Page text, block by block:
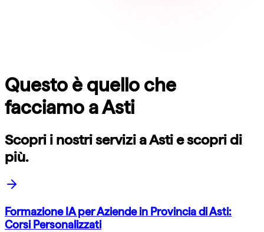
Questo è quello che
facciamo aAsti
Scopri i nostri servizi aAstie scopri di
più.
Formazione IA per Aziende in Provincia di Asti:
Corsi Personalizzati